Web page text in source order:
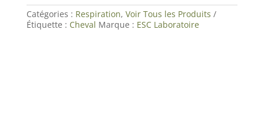
Pulm
|
Bronches
Catégories : Respiration, Voir Tous les Produits
Étiquette : Cheval Marque : ESC Laboratoire